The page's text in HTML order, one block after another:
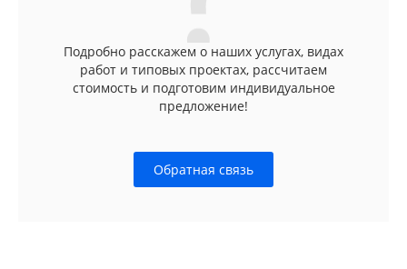
Подробно расскажем о наших услугах, видах
работ и типовых проектах, рассчитаем
стоимость и подготовим индивидуальное
предложение!
Обратная связь